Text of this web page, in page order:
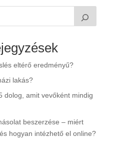
eltérő eredményű?
lakás?
dolog, amit vevőként mindig
beszerzése – miért
hogyan intézhető el online?